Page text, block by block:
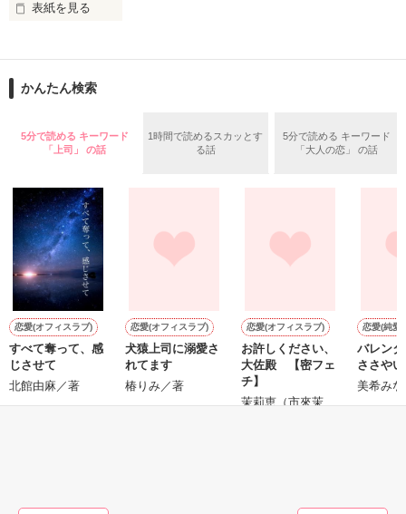
リリィ・ロゼッタ侯爵令嬢
透き通るほど白い肌と華奢の手足
ギル・レイヴン公爵
サラサラとした綺麗な黒髪に綺麗な青色の瞳
あまりにも整った顔は女性たちを引き寄せる
社交界で圧倒的人気を誇っていた
表では甘いマスクを被る彼の裏は……
空から降ってきたリリィに恋したギルは
国王命令での婚約を申し込む
表紙を見る
目が覚めたら、自分の隣に知らない男が眠っていた。
朝の鍛錬が迫っていて置いていったが……
鍛錬後の業務中に遭遇、彼はあの近衛騎士団長だと判明した。
「そうだな……黙ってはおいてやろう。だが、何でもするとい
う言葉は言わないほうがいい」
甘い言葉をささやく近衛騎士団長に翻弄されるテレシアの恋物
語が始まる——
┈┈┈┈┈┈┈ ❁ ❁ ❁ ┈┈┈┈┈┈┈┈
騎士団員の男爵令嬢
かんたん検索
5分で読める キーワード
「上司」 の話
1時間で読めるスカッとす
る話
5分で読める キーワード
「大人の恋」 の話
恋愛(オフィスラブ)
すべて奪って、感
じさせて
北館由麻／著
恋愛(オフィスラブ)
犬猿上司に溺愛さ
れてます
椿りみ／著
恋愛(オフィスラブ)
お許しください、
大佐殿 【密フェ
チ】
茉莉恵（市來茉
恋愛(純愛)
バレン
ささや
美希み